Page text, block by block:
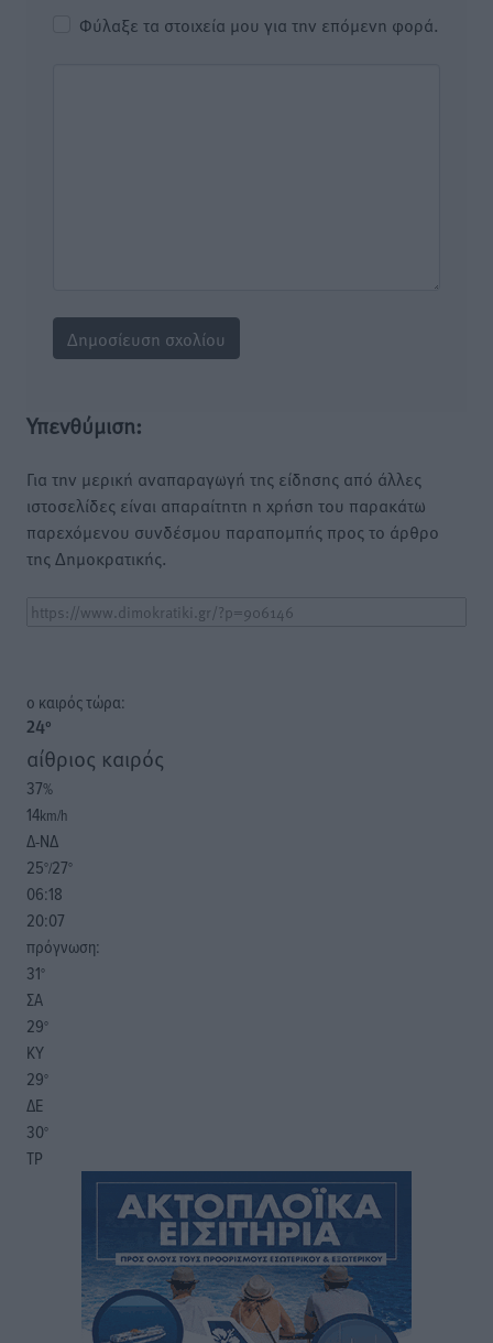
Φύλαξε τα στοιχεία μου για την επόμενη φορά.
Υπενθύμιση:
Για την μερική αναπαραγωγή της είδησης από άλλες
ιστοσελίδες είναι απαραίτητη η χρήση του παρακάτω
παρεχόμενου συνδέσμου παραπομπής προς το άρθρο
της Δημοκρατικής.
o καιρός τώρα:
24°
αίθριος καιρός
37%
14km/h
Δ-ΝΔ
25°/27°
06:18
20:07
πρόγνωση:
31°
ΣΑ
29°
ΚΥ
29°
ΔΕ
30°
ΤΡ